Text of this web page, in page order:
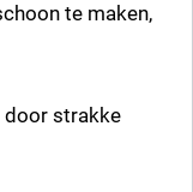
te maken,
door strakke